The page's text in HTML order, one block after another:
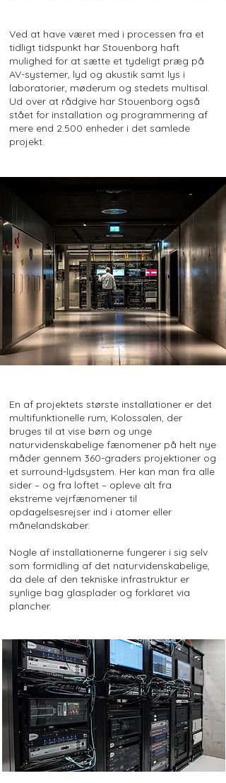
Ved at have været med i processen fra et
tidligt tidspunkt har Stouenborg haft
mulighed for at sætte et tydeligt præg på
AV-systemer, lyd og akustik samt lys i
laboratorier, møderum og stedets multisal.
Ud over at rådgive har Stouenborg også
stået for installation og programmering af
mere end 2.500 enheder i det samlede
projekt.
En af projektets største installationer er det
multifunktionelle rum, Kolossalen, der
bruges til at vise børn og unge
naturvidenskabelige fænomener på helt nye
måder gennem 360-graders projektioner og
et surround-lydsystem. Her kan man fra alle
sider – og fra loftet – opleve alt fra
ekstreme vejrfænomener til
opdagelsesrejser ind i atomer eller
månelandskaber.
Nogle af installationerne fungerer i sig selv
som formidling af det naturvidenskabelige,
da dele af den tekniske infrastruktur er
synlige bag glasplader og forklaret via
plancher.